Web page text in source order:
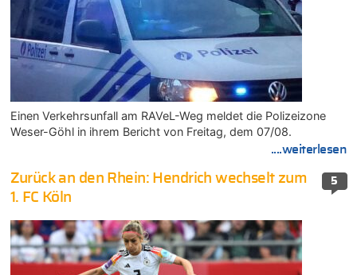
Einen Verkehrsunfall am RAVeL-Weg meldet die Polizeizone
Weser-Göhl in ihrem Bericht von Freitag, dem 07/08.
....weiterlesen
5
Zurück an den Rhein: Hendrich wechselt zum
1. FC Köln